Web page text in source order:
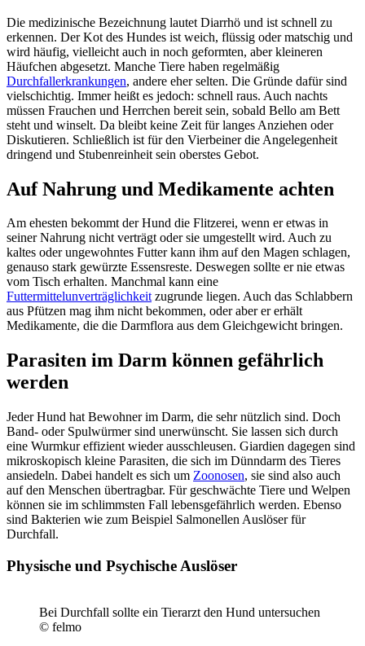
Die medizinische Bezeichnung lautet Diarrhö und ist schnell zu
erkennen. Der Kot des Hundes ist weich, flüssig oder matschig und
wird häufig, vielleicht auch in noch geformten, aber kleineren
Häufchen abgesetzt. Manche Tiere haben regelmäßig
Durchfallerkrankungen, andere eher selten. Die Gründe dafür sind
vielschichtig. Immer heißt es jedoch: schnell raus. Auch nachts
müssen Frauchen und Herrchen bereit sein, sobald Bello am Bett
steht und winselt. Da bleibt keine Zeit für langes Anziehen oder
Diskutieren. Schließlich ist für den Vierbeiner die Angelegenheit
dringend und Stubenreinheit sein oberstes Gebot.
Auf Nahrung und Medikamente achten
Am ehesten bekommt der Hund die Flitzerei, wenn er etwas in
seiner Nahrung nicht verträgt oder sie umgestellt wird. Auch zu
kaltes oder ungewohntes Futter kann ihm auf den Magen schlagen,
genauso stark gewürzte Essensreste. Deswegen sollte er nie etwas
vom Tisch erhalten. Manchmal kann eine
Futtermittelunverträglichkeitzugrunde liegen. Auch das Schlabbern
aus Pfützen mag ihm nicht bekommen, oder aber er erhält
Medikamente, die die Darmflora aus dem Gleichgewicht bringen.
Parasiten im Darm können gefährlich
werden
Jeder Hund hat Bewohner im Darm, die sehr nützlich sind. Doch
Band- oder Spulwürmer sind unerwünscht. Sie lassen sich durch
eine Wurmkur effizient wieder ausschleusen. Giardien dagegen sind
mikroskopisch kleine Parasiten, die sich im Dünndarm des Tieres
ansiedeln. Dabei handelt es sich um Zoonosen, sie sind also auch
auf den Menschen übertragbar. Für geschwächte Tiere und Welpen
können sie im schlimmsten Fall lebensgefährlich werden. Ebenso
sind Bakterien wie zum Beispiel Salmonellen Auslöser für
Durchfall.
Physische und Psychische Auslöser
Bei Durchfall sollte ein Tierarzt den Hund untersuchen
© felmo